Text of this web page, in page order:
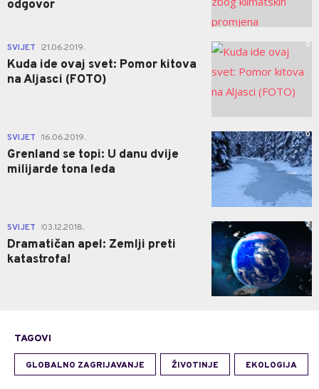
odgovor
SVIJET 21.06.2019.
Kuda ide ovaj svet: Pomor kitova
na Aljasci (FOTO)
0
SVIJET 16.06.2019.
Grenland se topi: U danu dvije
milijarde tona leda
0
SVIJET 03.12.2018.
Dramatičan apel: Zemlji preti
katastrofa!
2
TAGOVI
GLOBALNO ZAGRIJAVANJE ŽIVOTINJE EKOLOGIJA